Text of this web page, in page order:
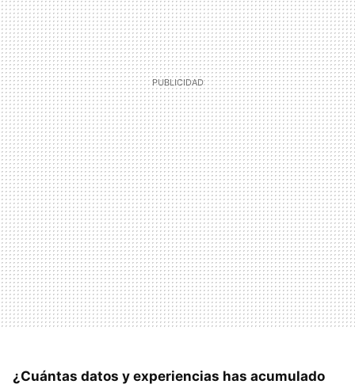
¿Cuántas datos y experiencias has acumulado